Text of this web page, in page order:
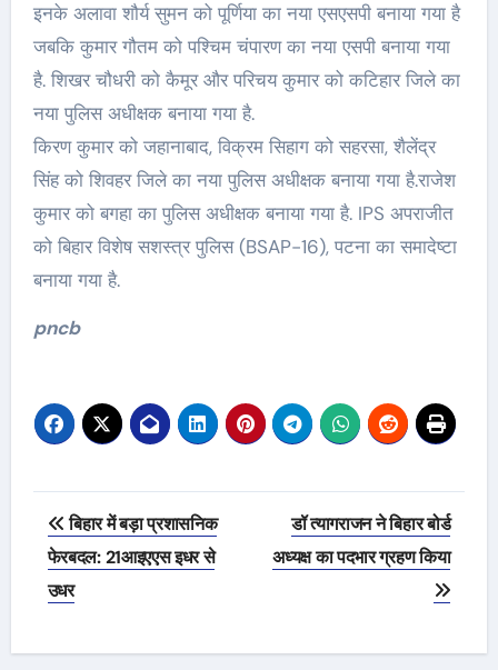
इनके अलावा शौर्य सुमन को पूर्णिया का नया एसएसपी बनाया गया है
जबकि कुमार गौतम को पश्चिम चंपारण का नया एसपी बनाया गया
है. शिखर चौधरी को कैमूर और परिचय कुमार को कटिहार जिले का
नया पुलिस अधीक्षक बनाया गया है.
किरण कुमार को जहानाबाद, विक्रम सिहाग को सहरसा, शैलेंद्र
सिंह को शिवहर जिले का नया पुलिस अधीक्षक बनाया गया है.राजेश
कुमार को बगहा का पुलिस अधीक्षक बनाया गया है. IPS अपराजीत
को बिहार विशेष सशस्त्र पुलिस (BSAP-16), पटना का समादेष्टा
बनाया गया है.
pncb
Post
navigation
बिहार में बड़ा प्रशासनिक
फेरबदल: 21आइएएस इधर से
उधर
डॉ त्यागराजन ने बिहार बोर्ड
अध्यक्ष का पदभार ग्रहण किया